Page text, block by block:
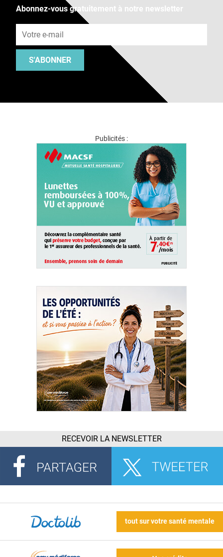
Abonnez-vous gratuitement à notre newsletter
S'ABONNER
Publicités :
RECEVOIR LA NEWSLETTER
tout sur votre santé mentale